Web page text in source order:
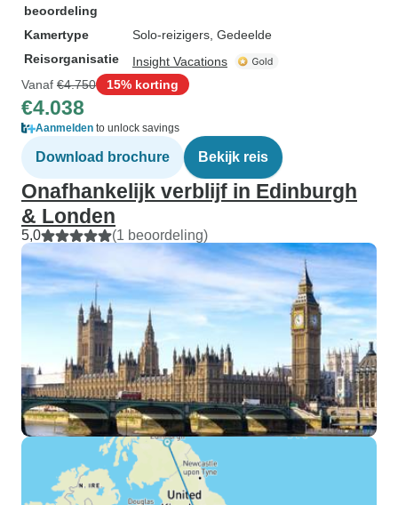
beoordeling
Kamertype
Solo-reizigers, Gedeelde
Reisorganisatie
Insight Vacations
Vanaf €4.750 15% korting
€4.038
Aanmelden to unlock savings
Download brochure Bekijk reis
Onafhankelijk verblijf in Edinburgh
& Londen
5,0 (1 beoordeling)